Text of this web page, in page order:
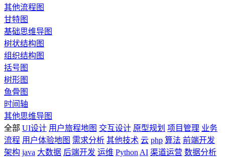
其他流程图
甘特图
基础思维导图
树状结构图
组织结构图
括号图
树形图
鱼骨图
时间轴
其他思维导图
全部 UI设计 用户旅程地图 交互设计 原型规划 项目管理 业务
流程 用户体验地图 需求分析 其他技术 云 php 算法 前端开发
架构 java 大数据 后端开发 运维 Python AI 渠道运营 数据分析